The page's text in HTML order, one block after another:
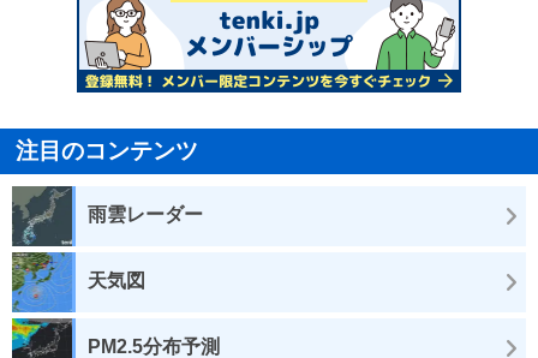
注目のコンテンツ
雨雲レーダー
天気図
PM2.5分布予測